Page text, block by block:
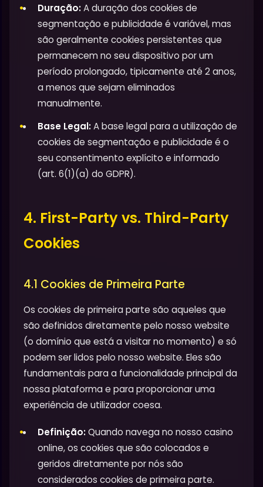
Duração:A duração dos cookies de
segmentação e publicidade é variável, mas
são geralmente cookies persistentes que
permanecem no seu dispositivo por um
período prolongado, tipicamente até 2 anos,
a menos que sejam eliminados
manualmente.
Base Legal:A base legal para a utilização de
cookies de segmentação e publicidade é o
seu consentimento explícito e informado
(art. 6(1)(a) do GDPR).
4. First-Party vs. Third-Party
Cookies
4.1 Cookies de Primeira Parte
Os cookies de primeira parte são aqueles que
são definidos diretamente pelo nosso website
(o domínio que está a visitar no momento) e só
podem ser lidos pelo nosso website. Eles são
fundamentais para a funcionalidade principal da
nossa plataforma e para proporcionar uma
experiência de utilizador coesa.
Definição:Quando navega no nosso casino
online, os cookies que são colocados e
geridos diretamente por nós são
considerados cookies de primeira parte.